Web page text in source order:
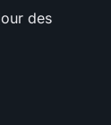
des